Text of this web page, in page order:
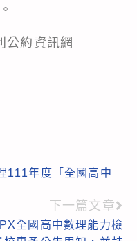
公約資訊網
111年度「全國高中
下一篇文章
全國高中數理能力檢